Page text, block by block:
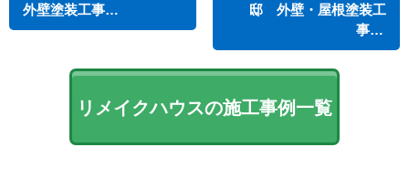
外壁塗装工事…
邸 外壁・屋根塗装工
事…
リメイクハウスの施工事例一覧